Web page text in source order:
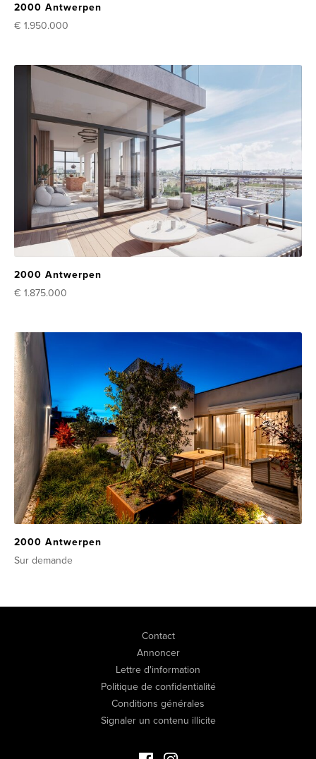
2000 Antwerpen
€ 1.950.000
2000 Antwerpen
€ 1.875.000
2000 Antwerpen
Sur demande
Contact
Annoncer
Lettre d'information
Politique de confidentialité
Conditions générales
Signaler un contenu illicite